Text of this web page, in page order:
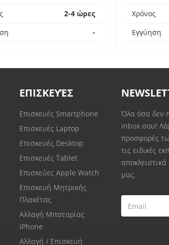
2-4 ώρες
-
Χρόνος
Εγγύηση
ΕΠΙΣΚΕΥΈΣ
Επισκευές Smartphone
Επισκευές Laptop
Επισκευές Desktop
Επισκευές Tablet
Επισκεύες Apple Watch
Επισκευή Μητρικής
Πλακέτας
Αλλαγή Μπαταρίας
iPhone
Αλλαγή / Επισκευή
Όλα όσα δεν
inbox σου!
προσφορές
τις ειδικές
μας.